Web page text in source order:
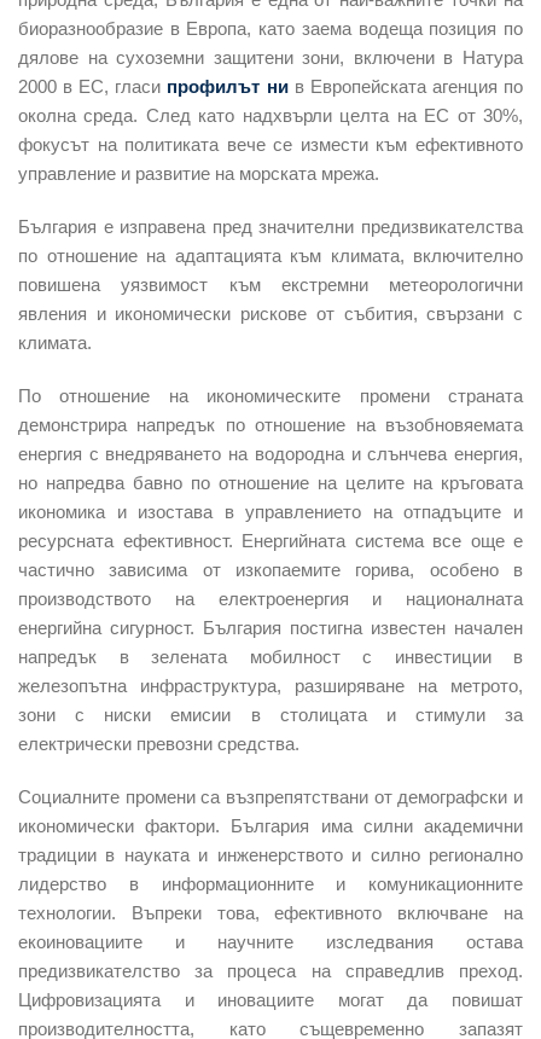
биоразнообразие в Европа, като заема водеща позиция по
дялове на сухоземни защитени зони, включени в Натура
2000 в ЕС, гласи профилът ни в Европейската агенция по
околна среда. След като надхвърли целта на ЕС от 30%,
фокусът на политиката вече се измести към ефективното
управление и развитие на морската мрежа.
България е изправена пред значителни предизвикателства
по отношение на адаптацията към климата, включително
повишена уязвимост към екстремни метеорологични
явления и икономически рискове от събития, свързани с
климата.
По отношение на икономическите промени страната
демонстрира напредък по отношение на възобновяемата
енергия с внедряването на водородна и слънчева енергия,
но напредва бавно по отношение на целите на кръговата
икономика и изостава в управлението на отпадъците и
ресурсната ефективност. Енергийната система все още е
частично зависима от изкопаемите горива, особено в
производството на електроенергия и националната
енергийна сигурност. България постигна известен начален
напредък в зелената мобилност с инвестиции в
железопътна инфраструктура, разширяване на метрото,
зони с ниски емисии в столицата и стимули за
електрически превозни средства.
Социалните промени са възпрепятствани от демографски и
икономически фактори. България има силни академични
традиции в науката и инженерството и силно регионално
лидерство в информационните и комуникационните
технологии. Въпреки това, ефективното включване на
екоиновациите и научните изследвания остава
предизвикателство за процеса на справедлив преход.
Цифровизацията и иновациите могат да повишат
производителността, като същевременно запазят